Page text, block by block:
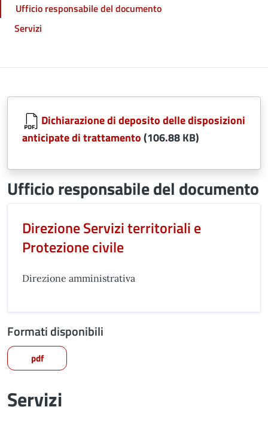
Ufficio responsabile del documento
Servizi
Dichiarazione di deposito delle disposizioni
anticipate di trattamento(106.88 KB)
Ufficio responsabile del documento
Direzione Servizi territoriali e
Protezione civile
Direzione amministrativa
Formati disponibili
pdf
Servizi